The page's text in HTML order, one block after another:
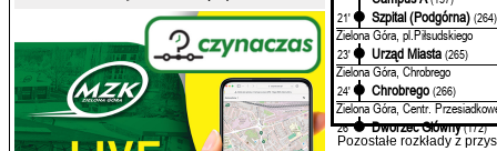
21'
Szpital (Podgórna) (264)
Zielona Góra, pl.Piłsudskiego
23' Urząd Miasta (265)
Zielona Góra, Chrobrego
24' Chrobrego (266)
Zielona Góra, Centr.
26' Dworzec Główny (172)
Pozostałe rozkłady z